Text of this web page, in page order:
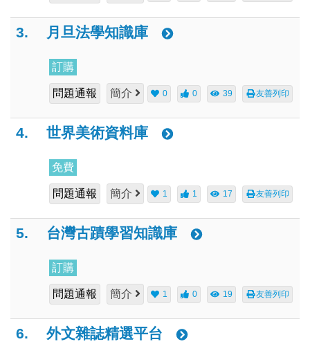
3. 月旦法學知識庫
訂購
問題通報 簡介 0 0 39 友善列印
4. 世界美術資料庫
免費
問題通報 簡介 1 1 17 友善列印
5. 台灣古蹟學習知識庫
訂購
問題通報 簡介 1 0 19 友善列印
6. 外文雜誌精選平台